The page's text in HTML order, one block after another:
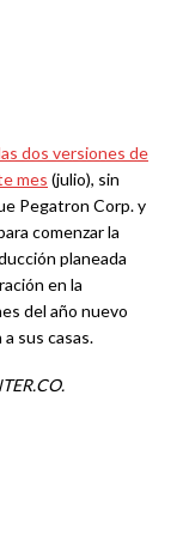
dos versiones de
mes (julio), sin
Pegatron Corp. y
comenzar la
planeada
en la
del año nuevo
sus casas.